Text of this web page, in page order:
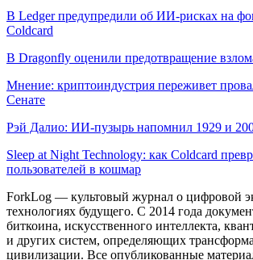
В Ledger предупредили об ИИ-рисках на
Coldcard
В Dragonfly оценили предотвращение
Мнение: криптоиндустрия переживет
Сенате
Рэй Далио: ИИ-пузырь напомнил 1929 и
Sleep at Night Technology: как Coldcard
пользователей в кошмар
ForkLog — культовый журнал о цифровой
технологиях будущего. С 2014 года
биткоина, искусственного интеллекта,
и других систем, определяющих
цивилизации. Все опубликованные